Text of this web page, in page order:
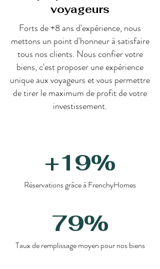
voyageurs
Forts de +8 ans d'expérience, nous
mettons un point d'honneur à satisfaire
tous nos clients. Nous confier votre
biens, c'est proposer une expérience
unique aux voyageurs et vous permettre
de tirer le maximum de profit de votre
investissement.
+19%
Réservations grâce à FrenchyHomes
79%
Taux de remplissage moyen pour nos biens